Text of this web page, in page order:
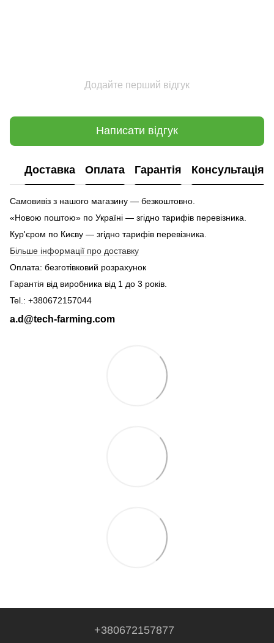
Додайте перший відгук
Написати відгук
Доставка Оплата Гарантія Консультація
Самовивіз з нашого магазину — безкоштовно.
«Новою поштою» по Україні — згідно тарифів перевізника.
Кур'єром по Києву — згідно тарифів перевізника.
Більше інформації про доставку
Оплата: безготівковий розрахунок
Гарантія від виробника від 1 до 3 років.
Tel.: +380672157044
a.d@tech-farming.com
+380672157877